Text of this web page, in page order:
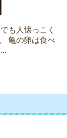
も人懐っこく
亀の卵は食べ